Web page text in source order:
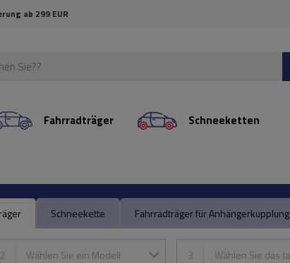
ab 299 EUR
Fahrradträger Schneeketten
Schneekette Fahrradträger für Anhängerkupplung
2 Wählen Sie ein Modell 3 Wählen Sie das